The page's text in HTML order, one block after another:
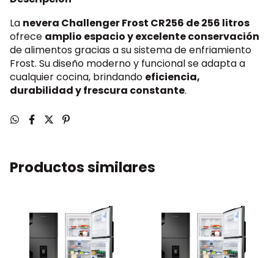
PSE
Débito bancario; ¡todos los bancos!
Wompi
Paga con tarjeta, PSE, Nequi o efectivo. ¡Tú eliges!
La nevera Challenger Frost CR256 de 256 litros
ofrece amplio espacio y excelente conservación
de alimentos gracias a su sistema de enfriamiento
Frost. Su diseño moderno y funcional se adapta a
cualquier cocina, brindando eficiencia,
durabilidad y frescura constante.
Productos similares